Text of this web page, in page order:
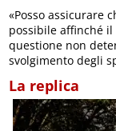
«Posso assicurare
possibile affinché il
questione non
svolgimento degli
La replica